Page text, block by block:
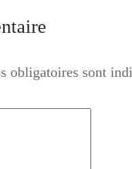
obligatoires sont